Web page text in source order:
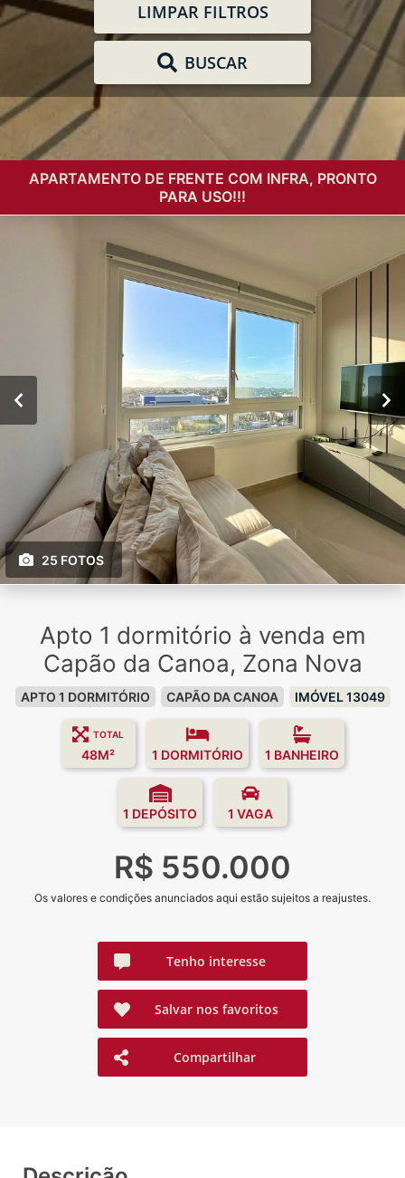
LIMPAR FILTROS
BUSCAR
APARTAMENTO DE FRENTE COM INFRA, PRONTO
PARA USO!!!
25 FOTOS
Apto 1 dormitório à venda em
Capão da Canoa, Zona Nova
APTO 1 DORMITÓRIO CAPÃO DA CANOA IMÓVEL 13049
TOTAL
48M² 1 DORMITÓRIO 1 BANHEIRO
1 DEPÓSITO 1 VAGA
R$ 550.000
Os valores e condições anunciados aqui estão sujeitos a reajustes.
Tenho interesse
Salvar nos favoritos
Compartilhar